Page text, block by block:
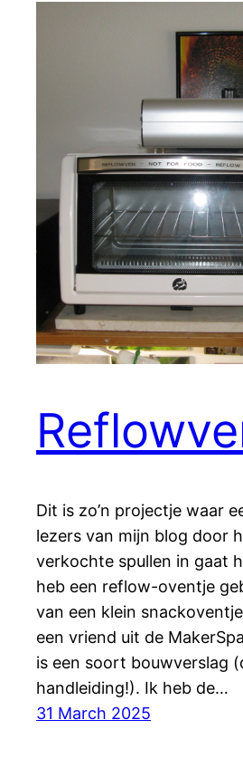
Dit is zo’n projectje waar
lezers van mijn blog door
verkochte spullen in gaat
heb een reflow-oventje
van een klein
een vriend uit de
is een soort bouwverslag
handleiding!). Ik heb de…
31 March 2025